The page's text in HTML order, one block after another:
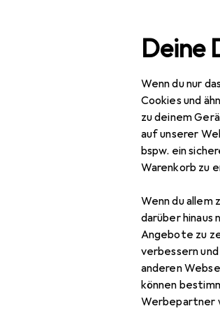
Deine
Wenn du nur
Cookies und
zu deinem
auf unserer
bspw. ein
Warenkorb zu
Wenn du allem
darüber hinaus
Angebote zu
verbessern
anderen
können
Werbepartner
Navigation nach Kategorien
Baumarkt + Garten